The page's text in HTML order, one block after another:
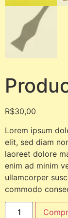
R$30,00
Lorem ipsum
elit, sed diam
laoreet dolore
enim ad minim
ullamcorper
commodo